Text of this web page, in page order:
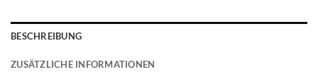
BESCHREIBUNG
ZUSÄTZLICHE INFORMATIONEN